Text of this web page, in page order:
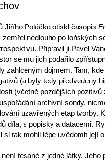
Jiřího Poláčka otiskl časopis
zemřel nedlouho po loňských
Připravil ji Pavel
se mu jich podařilo
zahlceným dojmem. Tam,
(a byly tedy předvedeny
(včetně pozdějších
archivní sondy,
uzavřených etap tvorby.
díla, s popisky a datacemi.
si tak mohli lépe uvědomit její
tesané z jedné látky.